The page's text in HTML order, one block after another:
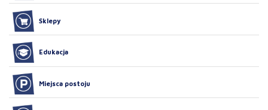
Sklepy
Edukacja
Miejsca postoju